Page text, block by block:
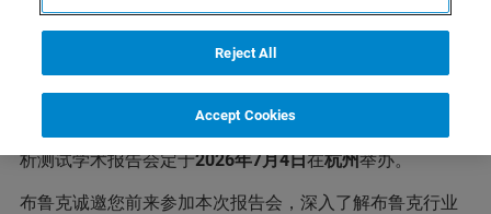
为进一步推动浙江省分析测试领域的学术交流与科技创
新，集中展示近年来在分析测试理论、技术方法、仪器研
展与新成果，促进学科交叉融合与产学研协同创新，持续
提升省分析测试的整体水平与影响力，浙江省第十一届分
析测试学术报告会定于2026年7月4日在杭州举办。
布鲁克诚邀您前来参加本次报告会，深入了解布鲁克行业
Reject All
Accept Cookies